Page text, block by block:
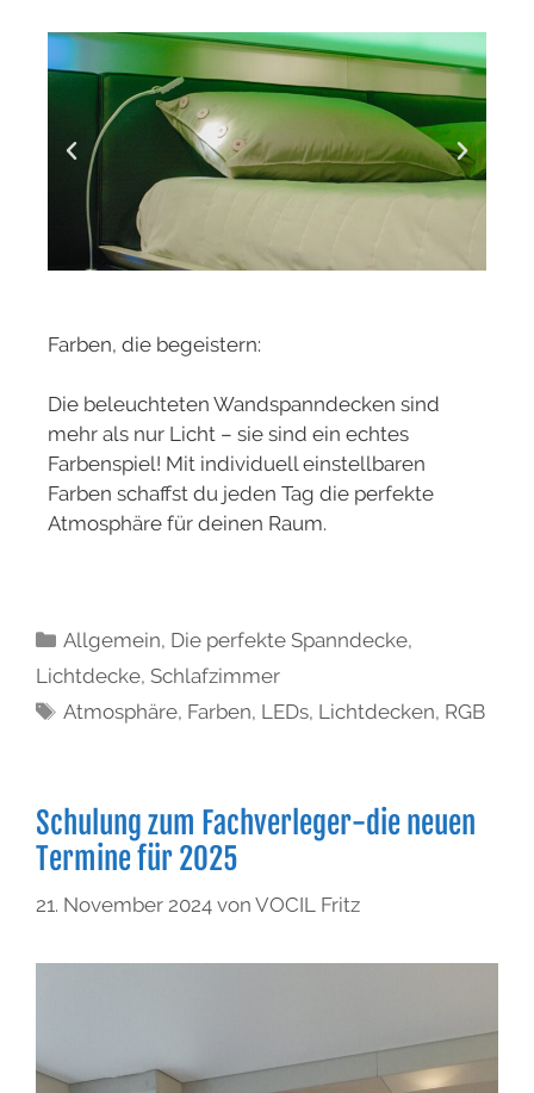
Farben, die begeistern:
Die beleuchteten Wandspanndecken sind
mehr als nur Licht – sie sind ein echtes
Farbenspiel! Mit individuell einstellbaren
Farben schaffst du jeden Tag die perfekte
Atmosphäre für deinen Raum.
Allgemein, Die perfekte Spanndecke,
Lichtdecke, Schlafzimmer
Atmosphäre, Farben, LEDs, Lichtdecken, RGB
Schulung zum Fachverleger-die neuen
Termine für 2025
21. November 2024 von VOCIL Fritz